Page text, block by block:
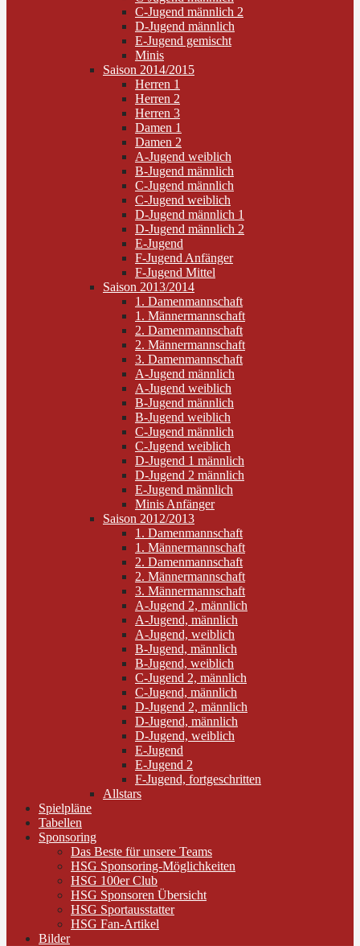
C-Jugend männlich 2
D-Jugend männlich
E-Jugend gemischt
Minis
Saison 2014/2015
Herren 1
Herren 2
Herren 3
Damen 1
Damen 2
A-Jugend weiblich
B-Jugend männlich
C-Jugend männlich
C-Jugend weiblich
D-Jugend männlich 1
D-Jugend männlich 2
E-Jugend
F-Jugend Anfänger
F-Jugend Mittel
Saison 2013/2014
1. Damenmannschaft
1. Männermannschaft
2. Damenmannschaft
2. Männermannschaft
3. Damenmannschaft
A-Jugend männlich
A-Jugend weiblich
B-Jugend männlich
B-Jugend weiblich
C-Jugend männlich
C-Jugend weiblich
D-Jugend 1 männlich
D-Jugend 2 männlich
E-Jugend männlich
Minis Anfänger
Saison 2012/2013
1. Damenmannschaft
1. Männermannschaft
2. Damenmannschaft
2. Männermannschaft
3. Männermannschaft
A-Jugend 2, männlich
A-Jugend, männlich
A-Jugend, weiblich
B-Jugend, männlich
B-Jugend, weiblich
C-Jugend 2, männlich
C-Jugend, männlich
D-Jugend 2, männlich
D-Jugend, männlich
D-Jugend, weiblich
E-Jugend
E-Jugend 2
F-Jugend, fortgeschritten
Allstars
Spielpläne
Tabellen
Sponsoring
Das Beste für unsere Teams
HSG Sponsoring-Möglichkeiten
HSG 100er Club
HSG Sponsoren Übersicht
HSG Sportausstatter
HSG Fan-Artikel
Bilder